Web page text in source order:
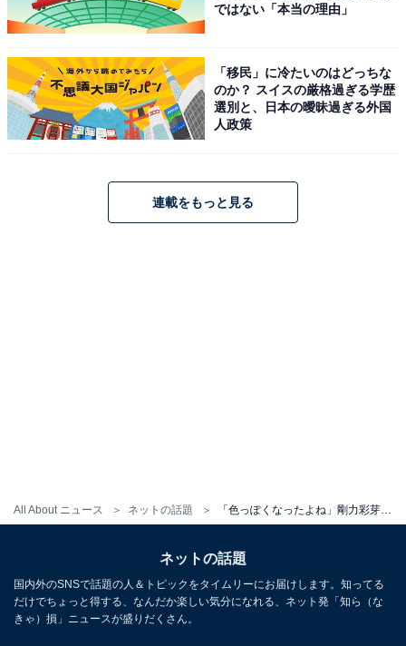
All About ニュース ネットの話題 「色っぽくなったよね」剛力彩芽、ブラックコーデの私服ショットに称賛の声！ 「ビジュやばすぎる」
ではない「本当の理由」
「移民」に冷たいのはどっちな
のか？ スイスの厳格過ぎる学歴
選別と、日本の曖昧過ぎる外国
人政策
連載をもっと見る
ネットの話題
国内外のSNSで話題の人＆トピックをタイムリーにお届けします。知ってる
だけでちょっと得する、なんだか楽しい気分になれる、ネット発「知ら（な
きゃ）損」ニュースが盛りだくさん。